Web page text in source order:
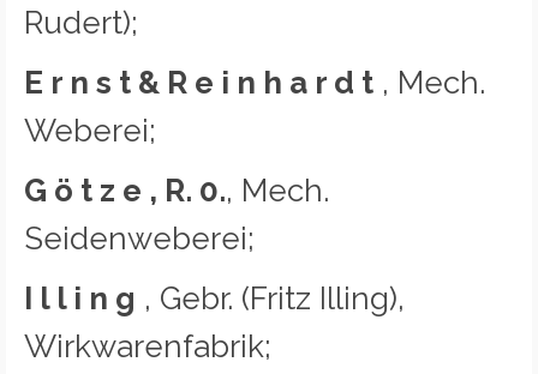
Rudert);
E r n s t & R e i n h a r d t , Mech.
Weberei;
G ö t z e , R. 0., Mech.
Seidenweberei;
I l l i n g , Gebr. (Fritz Illing),
Wirkwarenfabrik;